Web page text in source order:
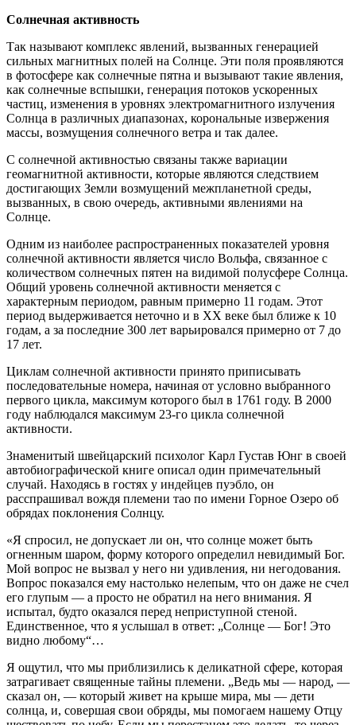
Солнечная активность
Так называют комплекс явлений, вызванных генерацией
сильных магнитных полей на Солнце. Эти поля проявляются
в фотосфере как солнечные пятна и вызывают такие явления,
как солнечные вспышки, генерация потоков ускоренных
частиц, изменения в уровнях электромагнитного излучения
Солнца в различных диапазонах, корональные извержения
массы, возмущения солнечного ветра и так далее.
С солнечной активностью связаны также вариации
геомагнитной активности, которые являются следствием
достигающих Земли возмущений межпланетной среды,
вызванных, в свою очередь, активными явлениями на
Солнце.
Одним из наиболее распространенных показателей уровня
солнечной активности является число Вольфа, связанное с
количеством солнечных пятен на видимой полусфере Солнца.
Общий уровень солнечной активности меняется с
характерным периодом, равным примерно 11 годам. Этот
период выдерживается неточно и в XX веке был ближе к 10
годам, а за последние 300 лет варьировался примерно от 7 до
17 лет.
Циклам солнечной активности принято приписывать
последовательные номера, начиная от условно выбранного
первого цикла, максимум которого был в 1761 году. В 2000
году наблюдался максимум 23-го цикла солнечной
активности.
Знаменитый швейцарский психолог Карл Густав Юнг в своей
автобиографической книге описал один примечательный
случай. Находясь в гостях у индейцев пуэбло, он
расспрашивал вождя племени тао по имени Горное Озеро об
обрядах поклонения Солнцу.
«Я спросил, не допускает ли он, что солнце может быть
огненным шаром, форму которого определил невидимый Бог.
Мой вопрос не вызвал у него ни удивления, ни негодования.
Вопрос показался ему настолько нелепым, что он даже не счел
его глупым — а просто не обратил на него внимания. Я
испытал, будто оказался перед неприступной стеной.
Единственное, что я услышал в ответ: „Солнце — Бог! Это
видно любому“…
Я ощутил, что мы приблизились к деликатной сфере, которая
затрагивает священные тайны племени. „Ведь мы — народ, —
сказал он, — который живет на крыше мира, мы — дети
солнца, и, совершая свои обряды, мы помогаем нашему Отцу